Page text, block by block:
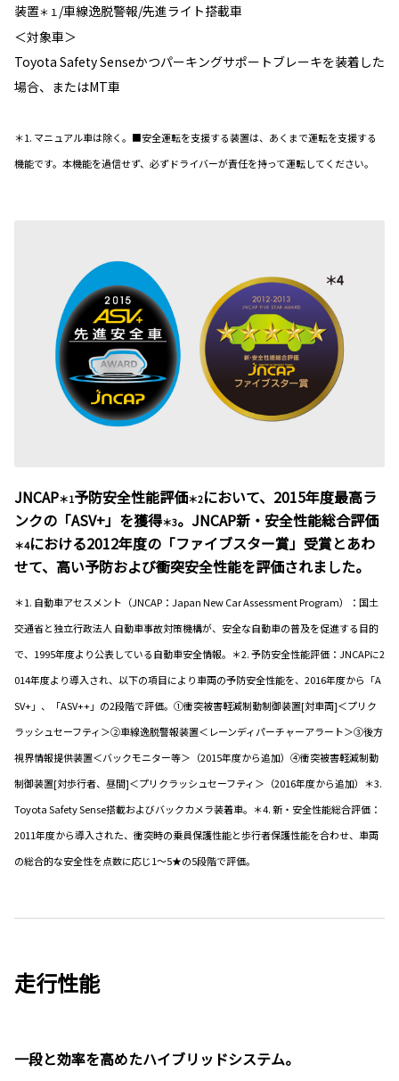
装置＊１ /車線逸脱警報/先進ライト搭載車
＜対象車＞
Toyota Safety Senseかつパーキングサポートブレーキを装着した
場合、またはMT車
＊1. マニュアル車は除く。■安全運転を支援する装置は、あくまで運転を支援する
機能です。本機能を過信せず、必ずドライバーが責任を持って運転してください。
JNCAP＊1予防安全性能評価＊2において、2015年度最高ラ
ンクの「ASV+」を獲得＊3。JNCAP新・安全性能総合評価
＊4における2012年度の「ファイブスター賞」受賞とあわ
せて、高い予防および衝突安全性能を評価されました。
＊1. 自動車アセスメント（JNCAP：Japan New Car Assessment Program）：国土
交通省と独立行政法人 自動車事故対策機構が、安全な自動車の普及を促進する目的
で、1995年度より公表している自動車安全情報。＊2. 予防安全性能評価：JNCAPに2
014年度より導入され、以下の項目により車両の予防安全性能を、2016年度から「A
SV+」、「ASV++」の2段階で評価。①衝突被害軽減制動制御装置[対車両]＜プリク
ラッシュセーフティ＞②車線逸脱警報装置＜レーンディパーチャーアラート＞③後方
視界情報提供装置＜バックモニター等＞（2015年度から追加）④衝突被害軽減制動
制御装置[対歩行者、昼間]＜プリクラッシュセーフティ＞（2016年度から追加）＊3.
Toyota Safety Sense搭載およびバックカメラ装着車。＊4. 新・安全性能総合評価：
2011年度から導入された、衝突時の乗員保護性能と歩行者保護性能を合わせ、車両
の総合的な安全性を点数に応じ1～5★の5段階で評価。
走行性能
一段と効率を高めたハイブリッドシステム。